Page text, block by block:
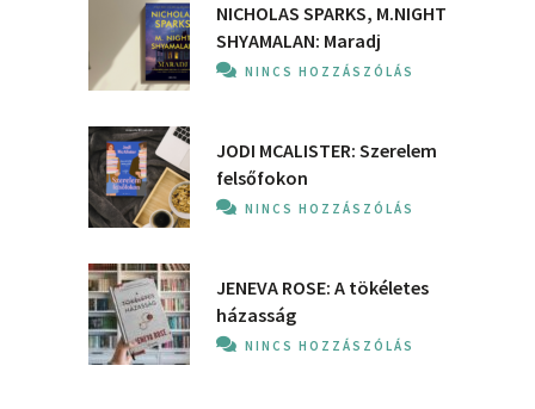
NICHOLAS SPARKS, M.NIGHT
SHYAMALAN: Maradj
NINCS HOZZÁSZÓLÁS
JODI MCALISTER: Szerelem
felsőfokon
NINCS HOZZÁSZÓLÁS
JENEVA ROSE: A ​tökéletes
házasság
NINCS HOZZÁSZÓLÁS